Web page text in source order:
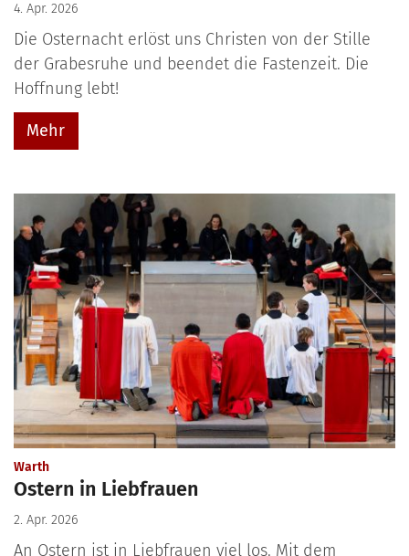
4. Apr. 2026
Die Osternacht erlöst uns Christen von der Stille
der Grabesruhe und beendet die Fastenzeit. Die
Hoffnung lebt!
Mehr
Warth:
Ostern in Liebfrauen
2. Apr. 2026
An Ostern ist in Liebfrauen viel los. Mit dem